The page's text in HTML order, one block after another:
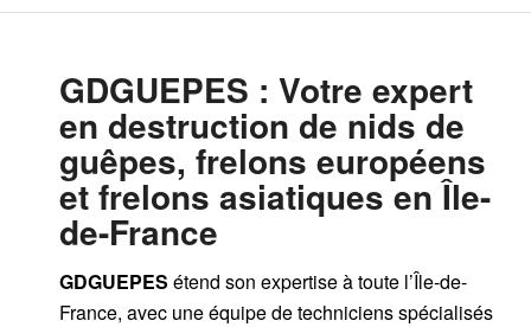
GDGUEPES : Votre expert
en destruction de nids de
guêpes, frelons européens
et frelons asiatiques en Île-
de-France
GDGUEPES étend son expertise à toute l’Île-de-
France, avec une équipe de techniciens spécialisés